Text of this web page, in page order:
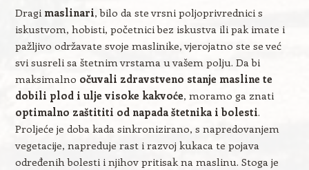
Dragi maslinari, bilo da ste vrsni poljoprivrednici s
iskustvom, hobisti, početnici bez iskustva ili pak imate i
pažljivo održavate svoje maslinike, vjerojatno ste se već
svi susreli sa štetnim vrstama u vašem polju. Da bi
maksimalno očuvali zdravstveno stanje masline te
dobili plod i ulje visoke kakvoće, moramo ga znati
optimalno zaštititi od napada štetnika i bolesti.
Proljeće je doba kada sinkronizirano, s napredovanjem
vegetacije, napreduje rast i razvoj kukaca te pojava
određenih bolesti i njihov pritisak na maslinu. Stoga je